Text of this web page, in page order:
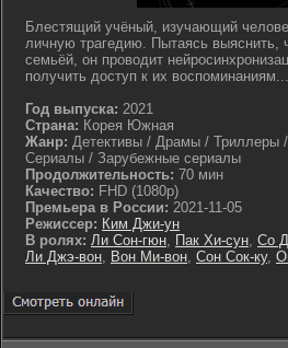
Блестящий учёный, изучающий
личную трагедию. Пытаясь выяснить,
семьёй, он проводит
получить доступ к их
Год выпуска: 2021
Страна: Корея Южная
Жанр: Детективы / Драмы / Триллеры
Сериалы / Зарубежные сериалы
Продолжительность: 70 мин
Качество: FHD (1080p)
Премьера в России: 2021-11-05
Режиссер: Ким Джи-ун
В ролях: Ли Сон-гюн, Пак Хи-сун, Со
Ли Джэ-вон, Вон Ми-вон, Сон Сок-ку,